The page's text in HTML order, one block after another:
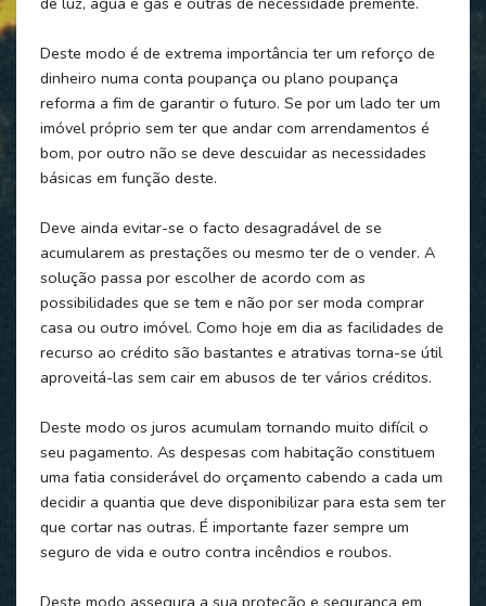
Deste modo é de extrema importância ter um reforço de
dinheiro numa conta poupança ou plano poupança
reforma a fim de garantir o futuro. Se por um lado ter um
imóvel próprio sem ter que andar com arrendamentos é
bom, por outro não se deve descuidar as necessidades
básicas em função deste.
Deve ainda evitar-se o facto desagradável de se
acumularem as prestações ou mesmo ter de o vender. A
solução passa por escolher de acordo com as
possibilidades que se tem e não por ser moda comprar
casa ou outro imóvel. Como hoje em dia as facilidades de
recurso ao crédito são bastantes e atrativas torna-se útil
aproveitá-las sem cair em abusos de ter vários créditos.
Deste modo os juros acumulam tornando muito difícil o
seu pagamento. As despesas com habitação constituem
uma fatia considerável do orçamento cabendo a cada um
decidir a quantia que deve disponibilizar para esta sem ter
que cortar nas outras. É importante fazer sempre um
seguro de vida e outro contra incêndios e roubos.
Deste modo assegura a sua proteção e segurança em